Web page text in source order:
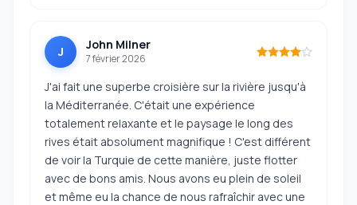
J John Milner
7 février 2026
J'ai fait une superbe croisière sur la rivière jusqu'à
la Méditerranée. C'était une expérience
totalement relaxante et le paysage le long des
rives était absolument magnifique ! C'est différent
de voir la Turquie de cette manière, juste flotter
avec de bons amis. Nous avons eu plein de soleil
et même eu la chance de nous rafraîchir avec une